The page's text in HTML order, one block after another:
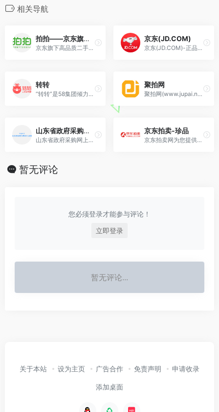
相关导航
拍拍——京东旗下二手交易平台
京东旗下高品质二手交易平台
京东(JD.COM)
京东(JD.COM)-正品低价、品质保障、配送及时、轻松购物！
转转
“转转”是58集团倾力打造的闲置二手交易平台。
聚拍网
聚拍网(www.jupai.net) 专业处置废旧物资、闲置物资、二手设备等，竞买群体高达数百万人，平台拍卖内容主要涉及金属类、设备类、固废类、危废类、机动车 类等，为广大客户提供高效……
山东省政府采购网上商城
山东省政府采购网上商城
京东拍卖-珍品
京东拍卖网为您提供具有独特性及高价值商品的拍卖平台，其中珍品拍卖包括珠宝玉器，文玩收藏，紫砂陶瓷，茶酒滋补，艺术品，奢侈品，房产，汽车等品类，欢迎参与竞拍！
暂无评论
您必须登录才能参与评论！
立即登录
暂无评论...
关于本站 设为主页 广告合作 免责声明 申请收录
添加桌面